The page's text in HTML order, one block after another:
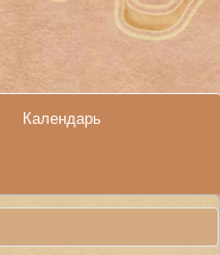
Календарь